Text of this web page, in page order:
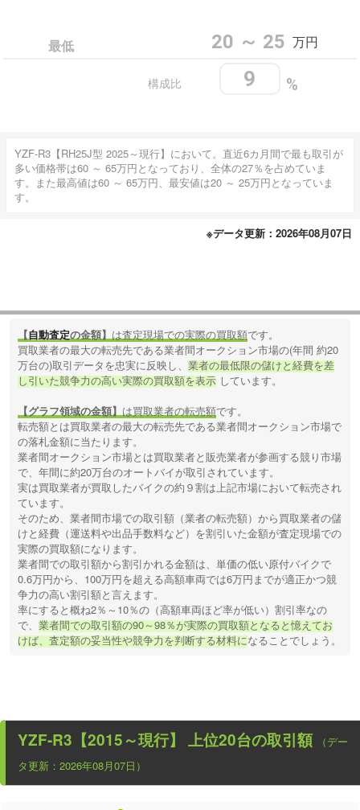
最低 20 ～ 25 万円
%
9
構成比
YZF-R3【RH25J型 2025～現行】において。直近6カ月間で最も取引が
多い価格帯は60 ～ 65万円となっており、全体の27％を占めていま
す。また最高値は60 ～ 65万円、最安値は20 ～ 25万円となっていま
す。
※データ更新：2026年08月07日
【自動査定の金額】 は査定現場での実際の買取額です。
買取業者の最大の転売先である業者間オークション市場の(年間 約20
万台の)取引データを忠実に反映し、業者の最低限の儲けと経費を差
し引いた競争力の高い実際の買取額を表示 しています。
【グラフ領域の金額】 は買取業者の転売額です。
転売額とは買取業者の最大の転売先である業者間オークション市場で
の落札金額に当たります。
業者間オークション市場とは買取業者と販売業者が参画する競り市場
で、年間に約20万台のオートバイが取引されています。
実は買取業者が買取したバイクの約９割は上記市場において転売され
ています。
そのため、業者間市場での取引額（業者の転売額）から買取業者の儲
けと経費（運送料や出品手数料など）を割引いた金額が査定現場での
実際の買取額になります。
業者間での取引額から割引かれる金額は、単価の低い原付バイクで
0.6万円から、100万円を超える高額車両では6万円までが適正かつ競
争力の高い割引額と言えます。
率にすると概ね2％～10％の（高額車両ほど率が低い）割引率なの
で、業者間での取引額の90～98％が実際の買取額となると憶えてお
けば、査定額の妥当性や競争力を判断する材料になることでしょう。
YZF-R3【2015～現行】 上位20台の取引額
（デー
タ更新：2026年08月07日）